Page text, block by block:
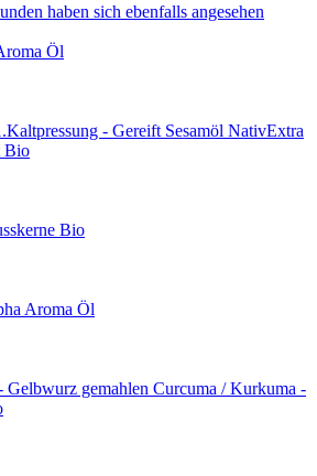
haben sich ebenfalls angesehen
Öl
Sesamöl NativExtra
Bio
Bio
Aroma Öl
Curcuma / Kurkuma -